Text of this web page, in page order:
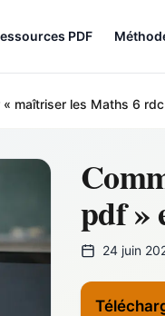
PDF
« maîtriser les Maths 6
pdf »
24 juin